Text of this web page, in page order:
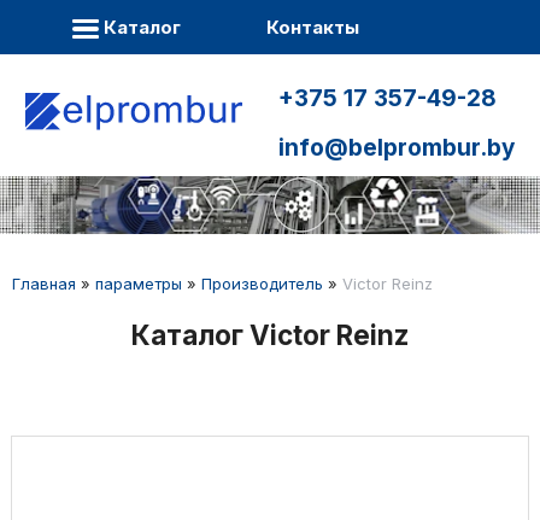
Каталог Контакты
+375 17 357-49-28
info@belprombur.by
Главная » параметры » Производитель » Victor Reinz
Каталог Victor Reinz